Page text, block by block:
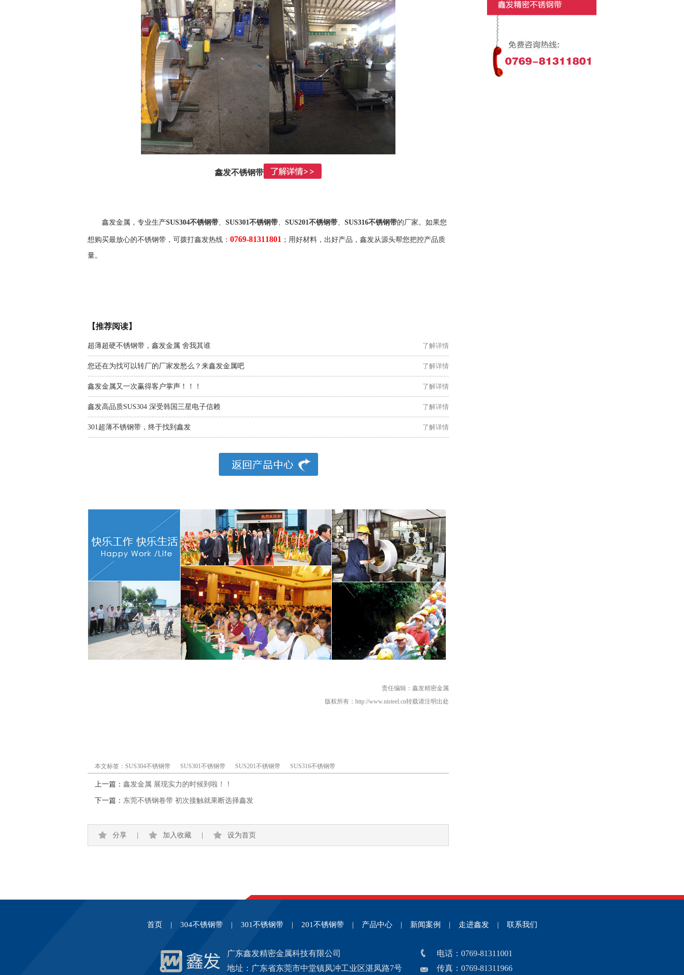
鑫发不锈钢带
鑫发金属，专业生产SUS304不锈钢带、 SUS301不锈钢带、 SUS201不锈钢带、 SUS316不锈钢带的厂家。如果您
想购买最放心的不锈钢带，可拨打鑫发热线： 0769-81311801 ；用好材料，出好产品，鑫发从源头帮您把控产品质
量。
【推荐阅读】
了解详情
超薄超硬不锈钢带，鑫发金属 舍我其谁
了解详情
您还在为找可以转厂的厂家发愁么？来鑫发金属吧
了解详情
鑫发金属又一次赢得客户掌声！！！
了解详情
鑫发高品质SUS304 深受韩国三星电子信赖
了解详情
301超薄不锈钢带，终于找到鑫发
责任编辑：鑫发精密金属
版权所有：http://www.nisteel.cn转载请注明出处
本文标签： SUS304不锈钢带 SUS301不锈钢带 SUS201不锈钢带 SUS316不锈钢带
上一篇： 鑫发金属 展现实力的时候到啦！！
下一篇： 东莞不锈钢卷带 初次接触就果断选择鑫发
分享 加入收藏 设为首页
首页 | 304不锈钢带 | 301不锈钢带 | 201不锈钢带 | 产品中心 | 新闻案例 | 走进鑫发 | 联系我们
电话：0769-81311001
传真：0769-81311966
广东鑫发精密金属科技有限公司
地址：广东省东莞市中堂镇凤冲工业区湛凤路7号